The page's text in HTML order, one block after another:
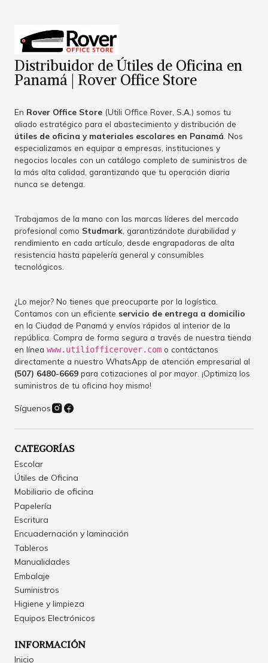
Distribuidor de Útiles de Oficina en
Panamá | Rover Office Store
En Rover Office Store (Utili Office Rover, S.A.) somos tu
aliado estratégico para el abastecimiento y distribución de
útiles de oficina y materiales escolares en Panamá . Nos
especializamos en equipar a empresas, instituciones y
negocios locales con un catálogo completo de suministros de
la más alta calidad, garantizando que tu operación diaria
nunca se detenga.
Trabajamos de la mano con las marcas líderes del mercado
profesional como Studmark , garantizándote durabilidad y
rendimiento en cada artículo, desde engrapadoras de alta
resistencia hasta papelería general y consumibles
tecnológicos.
¿Lo mejor? No tienes que preocuparte por la logística.
Contamos con un eficiente servicio de entrega a domicilio
en la Ciudad de Panamá y envíos rápidos al interior de la
república. Compra de forma segura a través de nuestra tienda
en línea www.utiliofficerover.com o contáctanos
directamente a nuestro WhatsApp de atención empresarial al
(507) 6480-6669 para cotizaciones al por mayor. ¡Optimiza los
suministros de tu oficina hoy mismo!
Síguenos
CATEGORÍAS
Escolar
Útiles de Oficina
Mobiliario de oficina
Papelería
Escritura
Encuadernación y laminación
Tableros
Manualidades
Embalaje
Suministros
Higiene y limpieza
Equipos Electrónicos
INFORMACIÓN
Inicio